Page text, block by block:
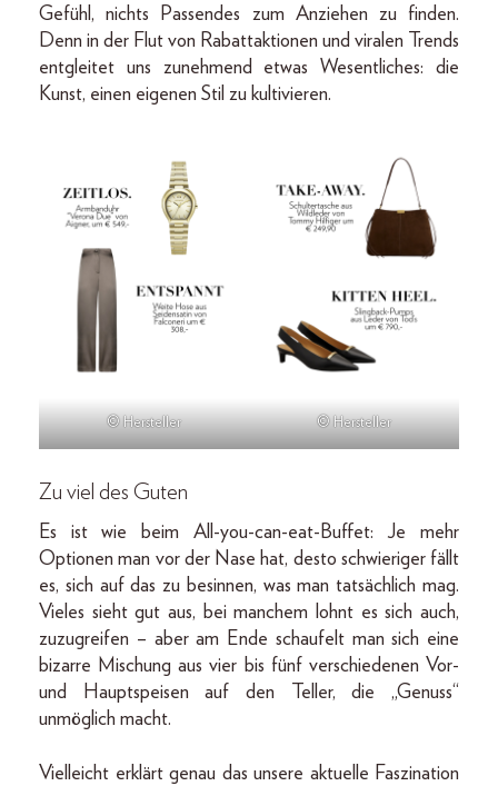
Gefühl, nichts Passendes zum Anziehen zu finden.
Denn in der Flut von Rabattaktionen und viralen Trends
entgleitet uns zunehmend etwas Wesentliches: die
Kunst, einen eigenen Stil zu kultivieren.
© Hersteller © Hersteller
Zu viel des Guten
Es ist wie beim All-you-can-eat-Buffet: Je mehr
Optionen man vor der Nase hat, desto schwieriger fällt
es, sich auf das zu besinnen, was man tatsächlich mag.
Vieles sieht gut aus, bei manchem lohnt es sich auch,
zuzugreifen – aber am Ende schaufelt man sich eine
bizarre Mischung aus vier bis fünf verschiedenen Vor-
und Hauptspeisen auf den Teller, die „Genuss“
unmöglich macht.
Vielleicht erklärt genau das unsere aktuelle Faszination